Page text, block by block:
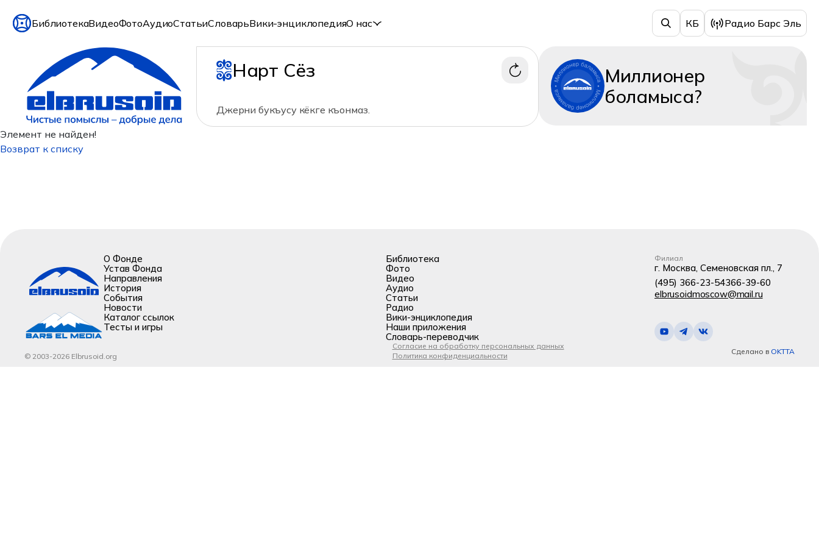
БиблиотекаВидеоФотоАудиоСтатьиСловарьВики-энциклопедияО нас КБ Радио Барс Эль
Нарт Сёз
Джерни букъусу кёкге къонмаз.
Миллионер
боламыса?
Элемент не найден!
Возврат к списку
О Фонде
Устав Фонда
Направления
История
События
Новости
Каталог ссылок
Тесты и игры
Библиотека
Фото
Видео
Аудио
Статьи
Радио
Вики-энциклопедия
Наши приложения
Словарь-переводчик
Филиал
г. Москва, Семеновская пл., 7
(495) 366-23-54366-39-60
elbrusoidmoscow@mail.ru
© 2003-2026 Elbrusoid.org
Согласие на обработку персональных данных
Политика конфиденциальности
Сделано в OKTTA